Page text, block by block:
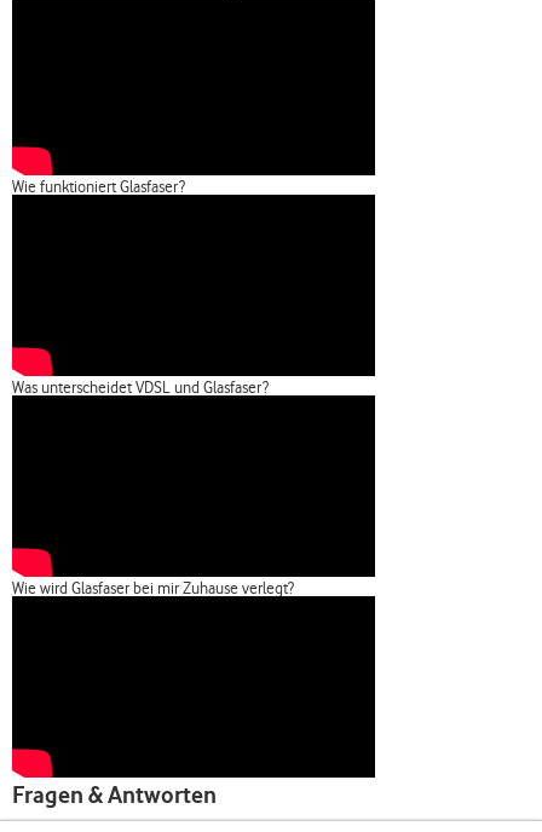
Wie funktioniert Glasfaser?
Was unterscheidet VDSL und Glasfaser?
Wie wird Glasfaser bei mir Zuhause verlegt?
Fragen & Antworten